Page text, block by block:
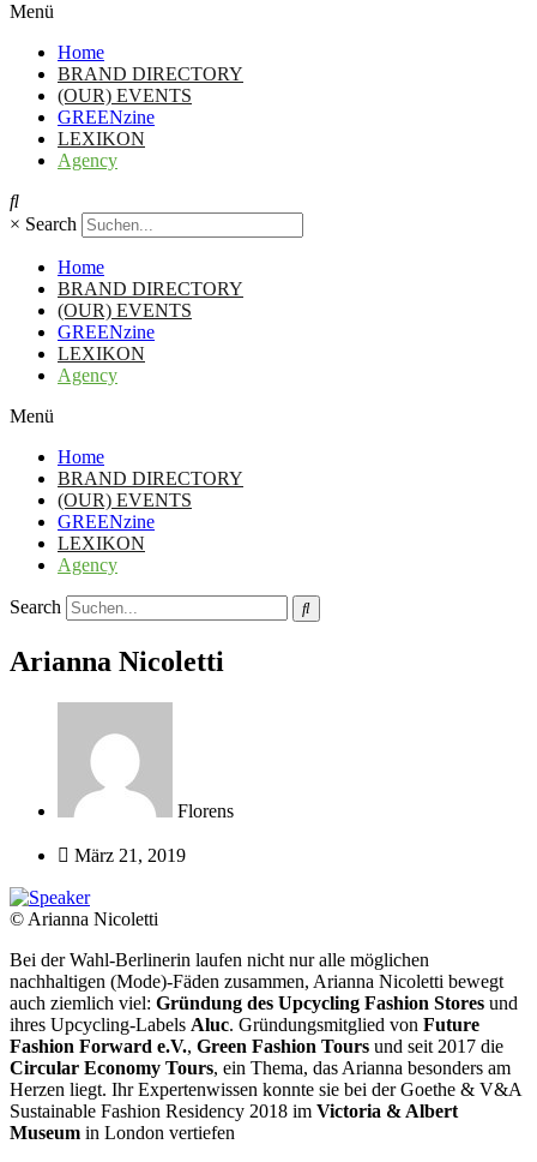
Menü
Home
BRAND DIRECTORY
(OUR) EVENTS
GREENzine
LEXIKON
Agency
× Search
Home
BRAND DIRECTORY
(OUR) EVENTS
GREENzine
LEXIKON
Agency
Menü
Home
BRAND DIRECTORY
(OUR) EVENTS
GREENzine
LEXIKON
Agency
Search
Arianna Nicoletti
Florens
März 21, 2019
© Arianna Nicoletti
Bei der Wahl-Berlinerin laufen nicht nur alle möglichen
nachhaltigen (Mode)-Fäden zusammen, Arianna Nicoletti bewegt
auch ziemlich viel: Gründung des Upcycling Fashion Stores und
ihres Upcycling-Labels Aluc. Gründungsmitglied von Future
Fashion Forward e.V., Green Fashion Tours und seit 2017 die
Circular Economy Tours, ein Thema, das Arianna besonders am
Herzen liegt. Ihr Expertenwissen konnte sie bei der Goethe & V&A
Sustainable Fashion Residency 2018 im Victoria & Albert
Museum in London vertiefen